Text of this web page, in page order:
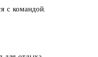
с командой.